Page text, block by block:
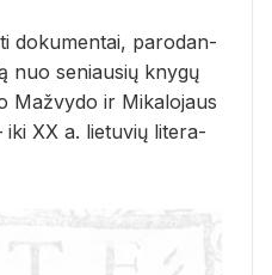
do­ku­men­tai, pa­ro­dan­
nuo se­niau­sių kny­gų
Ma­žvy­do ir Mi­ka­lo­jaus
iki XX a. lie­tu­vių li­te­ra­